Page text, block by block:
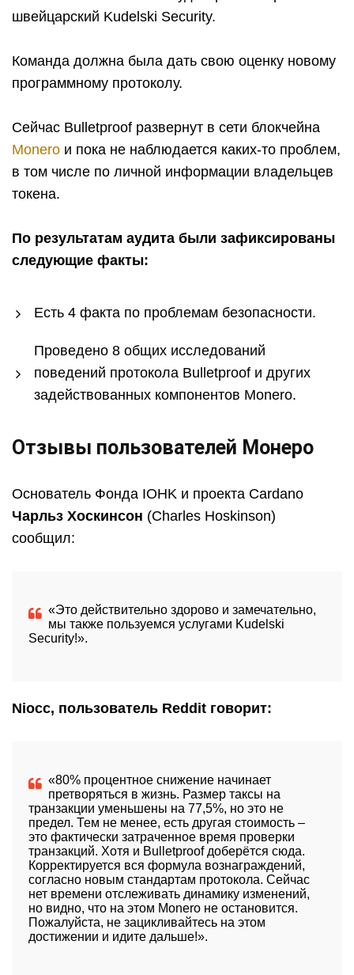
швейцарский Kudelski Security.
Команда должна была дать свою оценку новому
программному протоколу.
Сейчас Bulletproof развернут в сети блокчейна
Monero и пока не наблюдается каких-то проблем,
в том числе по личной информации владельцев
токена.
По результатам аудита были зафиксированы
следующие факты:
Есть 4 факта по проблемам безопасности.
Проведено 8 общих исследований
поведений протокола Bulletproof и других
задействованных компонентов Monero.
Отзывы пользователей Монеро
Основатель Фонда IOHK и проекта Cardano
Чарльз Хоскинсон (Charles Hoskinson)
сообщил:
«Это действительно здорово и замечательно,
мы также пользуемся услугами Kudelski
Security!».
Niocc, пользователь Reddit говорит:
«80% процентное снижение начинает
претворяться в жизнь. Размер таксы на
транзакции уменьшены на 77,5%, но это не
предел. Тем не менее, есть другая стоимость –
это фактически затраченное время проверки
транзакций. Хотя и Bulletproof доберётся сюда.
Корректируется вся формула вознаграждений,
согласно новым стандартам протокола. Сейчас
нет времени отслеживать динамику изменений,
но видно, что на этом Moneroне остановится.
Пожалуйста, не зацикливайтесь на этом
достижении и идите дальше!».